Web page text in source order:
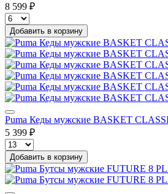
8 599 ₽
Добавить в корзину
Puma Кеды мужские BASKET
5 399 ₽
Добавить в корзину